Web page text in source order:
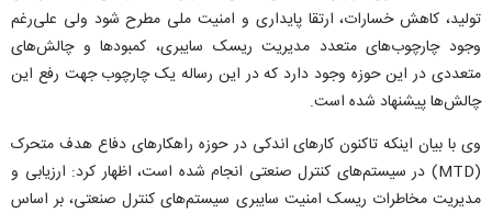
تولید، کاهش خسارات، ارتقا پایداری و امنیت ملی مطرح شود ولی علی‌رغم
وجود چارچوب‌های متعدد مدیریت ریسک سایبری، کمبودها و چالش‌های
متعددی در این حوزه وجود دارد که در این رساله یک چارچوب جهت رفع این
چالش‌ها پیشنهاد شده است.
وی با بیان اینکه تاکنون کارهای اندکی در حوزه راهکارهای دفاع هدف متحرک
(MTD) در سیستم‌های کنترل صنعتی انجام ‌شده است، اظهار کرد: ارزیابی و
مدیریت مخاطرات ریسک امنیت سایبری سیستم‌های کنترل صنعتی، بر اساس